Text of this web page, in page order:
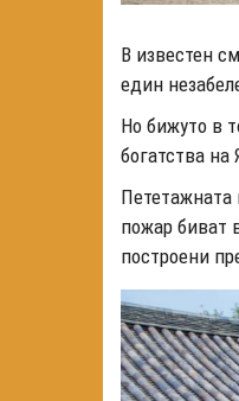
В известен
един
Но бижуто в
богатства на
Пететажната
пожар биват
построени